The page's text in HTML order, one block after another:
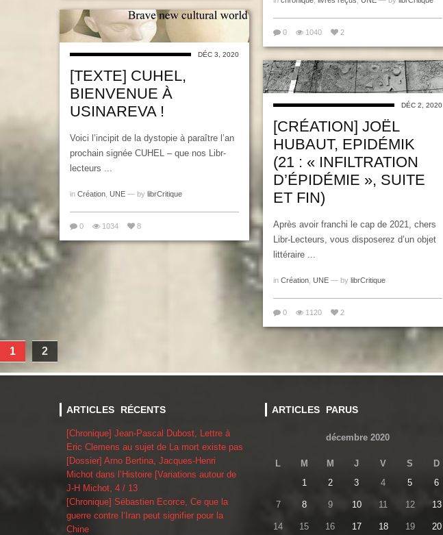
0 1040 2
DÉC 3, 2020
[TEXTE] CUHEL,
BIENVENUE À
USINAREVA !
Voici l’incipit de la dystopie à paraître l’an
prochain signée CUHEL – que nos Libr-
lecteurs ...
in Création UNE — by librCritique
0 1034 8
DÉC 2, 2020
[CRÉATION] JOËL
HUBAUT, EPIDÉMIK
(21 : « INFILTRATION
D’ÉPIDÉMIE », SUITE
ET FIN)
Après avoir franchi le cap de 2021, chers
Libr-Lecteurs, vous disposerez d’un objet
littéraire ...
in Création UNE — by librCritique
0 1120 2
1 2
ARTICLES RÉCENTS
[Chronique] Jean-Pascal Dubost, Lettre à
Eric Clemens au sujet de La mort existe pas
[Dossier] Arno Bertina, Jacques-Henri
Michot dans l’Histoire [Variations autour de
J-H Michot, 4 / 13
[Chronique] Sébastien Ecorce, Ce que la
guerre contre l’Iran peut signifier pour la
Chine
ARTICLES PARUS
décembre 2020
L M M J V S
D
1
2 3 4 5 6
7 8 9 10 11 12 13
14 15 16 17 18 19 20